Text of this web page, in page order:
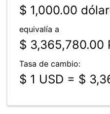
$ 1,000.00
equivalía a
$ 3,365,780.00
Tasa de cambio:
$ 1 USD = $